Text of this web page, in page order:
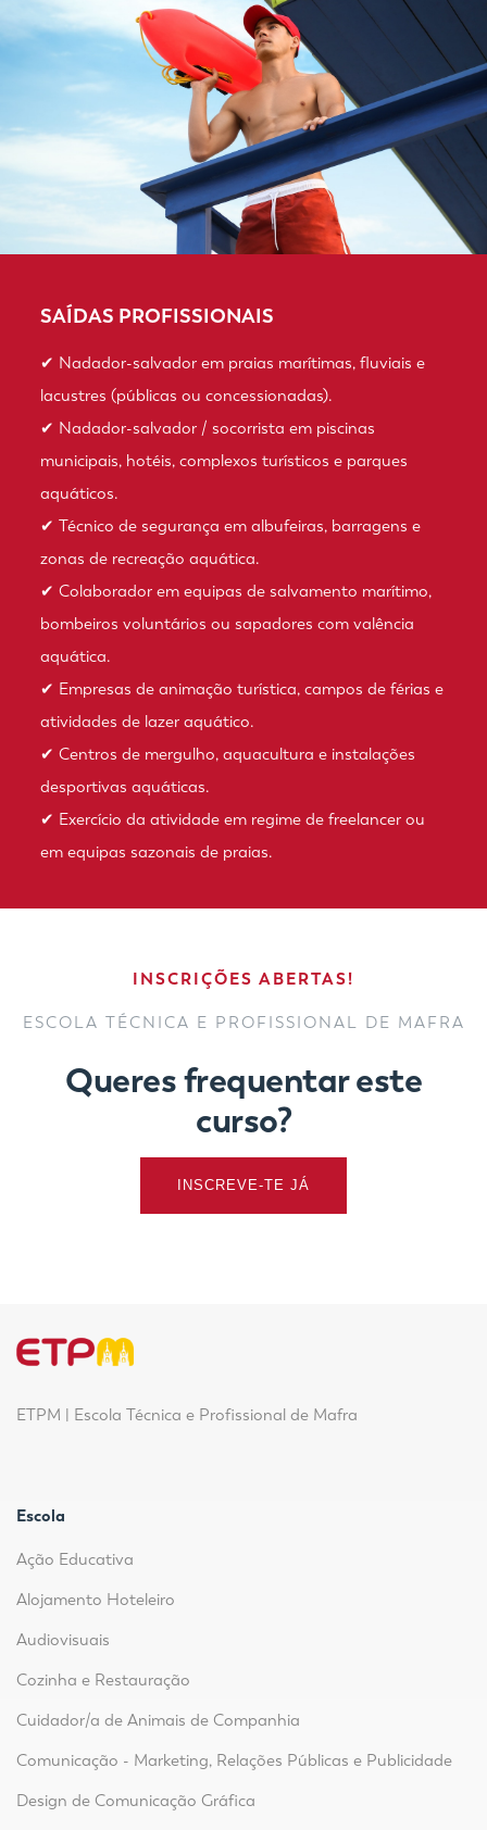
SAÍDAS PROFISSIONAIS
✔ Nadador-salvador em praias marítimas, fluviais e
lacustres (públicas ou concessionadas).
✔ Nadador-salvador / socorrista em piscinas
municipais, hotéis, complexos turísticos e parques
aquáticos.
✔ Técnico de segurança em albufeiras, barragens e
zonas de recreação aquática.
✔ Colaborador em equipas de salvamento marítimo,
bombeiros voluntários ou sapadores com valência
aquática.
✔ Empresas de animação turística, campos de férias e
atividades de lazer aquático.
✔ Centros de mergulho, aquacultura e instalações
desportivas aquáticas.
✔ Exercício da atividade em regime de freelancer ou
em equipas sazonais de praias.
INSCRIÇÕES ABERTAS!
ESCOLA TÉCNICA E PROFISSIONAL DE MAFRA
Queres frequentar este
curso?
INSCREVE-TE JÁ
ETPM | Escola Técnica e Profissional de Mafra
Escola
Ação Educativa
Alojamento Hoteleiro
Audiovisuais
Cozinha e Restauração
Cuidador/a de Animais de Companhia
Comunicação - Marketing, Relações Públicas e Publicidade
Design de Comunicação Gráfica